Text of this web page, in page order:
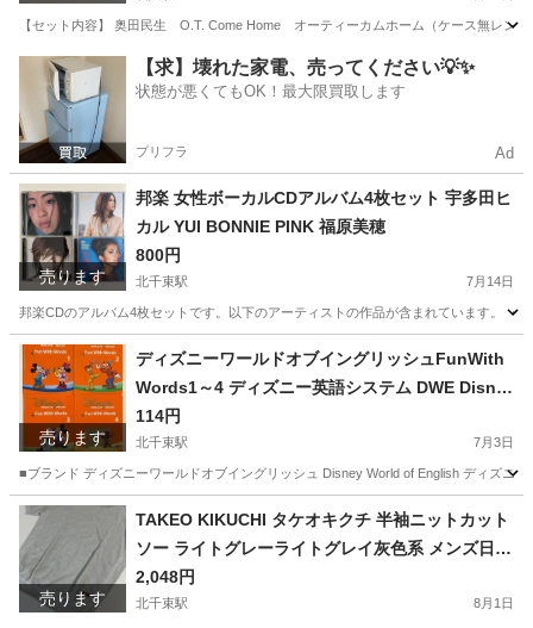
【セット内容】 奥田民生 O.T. Come Home オーティーカムホーム（ケース無レ
東京 大田区 洗足駅 CD ユニコーン
【求】壊れた家電、売ってください💡✨
状態が悪くてもOK！最大限買取します
プリフラ Ad
売ります
邦楽 女性ボーカルCDアルバム4枚セット 宇多田ヒ
カル YUI BONNIE PINK 福原美穂
800円
北千束駅 7月14日
邦楽CDのアルバム4枚セットです。以下のアーティストの作品が含まれています。 ・
東京 大田区 北千束駅
売ります
ディズニーワールドオブイングリッシュFunWith
Words1～4 ディズニー英語システム DWE Disne
y英語教材子供英語
114円
北千束駅 7月3日
■ブランド ディズニーワールドオブイングリッシュ Disney World of English ディズニ
東京 大田区 医学、薬学、看護 DWE
売ります
TAKEO KIKUCHI タケオキクチ 半袖ニットカット
ソー ライトグレーライトグレイ灰色系 メンズ日本
製mens紳士服トップス
2,048円
北千束駅 8月1日